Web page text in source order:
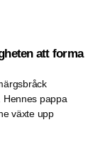
att forma
pappa
växte upp